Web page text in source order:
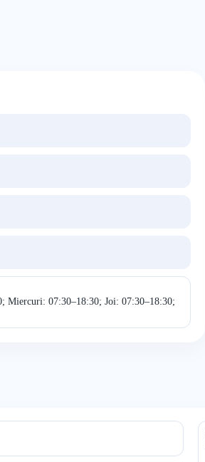
Miercuri: 07:30–18:30; Joi: 07:30–18:30;